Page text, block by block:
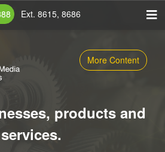
Ext. 8615, 8686
More Content
products and
services.